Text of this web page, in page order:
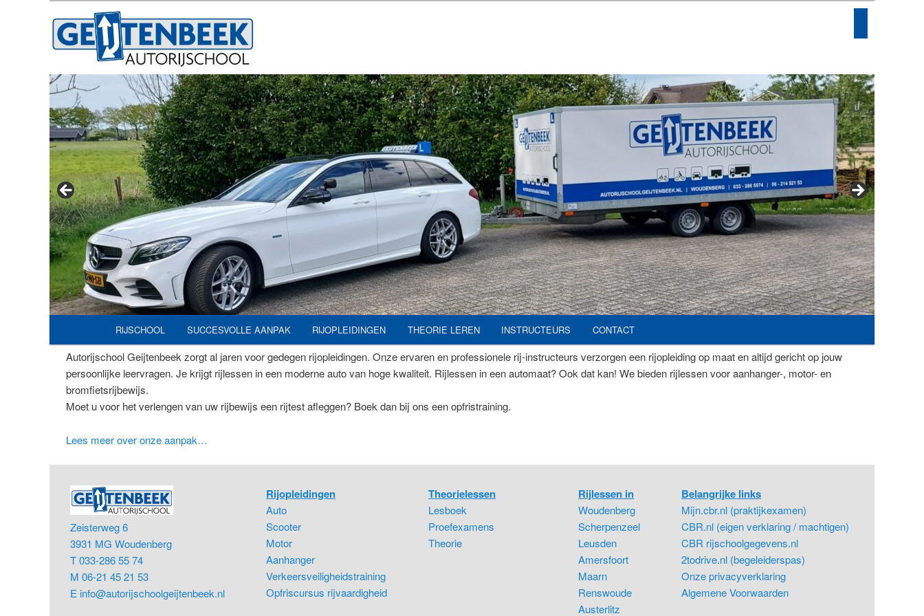
HoofdmenuSPRING
NAAR
DE
INHOUD
RIJSCHOOL SUCCESVOLLE AANPAK RIJOPLEIDINGEN THEORIE LEREN INSTRUCTEURS CONTACT
Autorijschool Geijtenbeek zorgt al jaren voor gedegen rijopleidingen. Onze ervaren en professionele rij-instructeurs verzorgen een rijopleiding op maat en altijd gericht op jouw
persoonlijke leervragen. Je krijgt rijlessen in een moderne auto van hoge kwaliteit. Rijlessen in een automaat? Ook dat kan! We bieden rijlessen voor aanhanger-, motor- en
bromfietsrijbewijs.
Moet u voor het verlengen van uw rijbewijs een rijtest afleggen? Boek dan bij ons een opfristraining.
Lees meer over onze aanpak…
Zeisterweg 6
3931 MG Woudenberg
T 033-286 55 74
M 06-21 45 21 53
E info@autorijschoolgeijtenbeek.nl
Rijopleidingen
Auto
Scooter
Motor
Aanhanger
Verkeersveiligheidstraining
Opfriscursus rijvaardigheid
Theorielessen
Lesboek
Proefexamens
Theorie
Rijlessen in
Woudenberg
Scherpenzeel
Leusden
Amersfoort
Maarn
Renswoude
Austerlitz
Belangrijke links
Mijn.cbr.nl (praktijkexamen)
CBR.nl (eigen verklaring / machtigen)
CBR rijschoolgegevens.nl
2todrive.nl (begeleiderspas)
Onze privacyverklaring
Algemene Voorwaarden